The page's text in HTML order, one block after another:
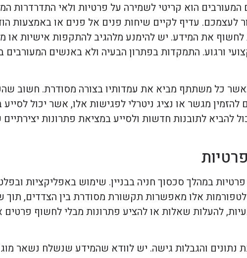
הוא קריטי לשמירה על פרטיות ולאי התדרדרות
לעצמכם. עדיף לקיים שיחות פנים אל פנים או באמצעות
את המידע. יש להימנע מלהגיב להתקפות אישיות או
ורגוע. התמקדות בפתרון הבעיה ולא באנשים המעורבים
כל משתתף מביא את עמדותיו בצורה מסודרת. חשוב
מגשר או נציג ניטרלי לפגישות אלו, אשר יכול לסייע
להביא לתובנות חדשות ולסייע במציאת פתרונות
במהלך סכסוך חניה בבניין. שימוש באפליקציות
פלטפורמות אלו מאפשרות תקשורת מסודרת בין הצדדים, תוך
להעלות שאלות או להציע פתרונות מבלי לחשוף פרטים
והגבלות גישה. יש לוודא שהמידע שנשלח נשאר